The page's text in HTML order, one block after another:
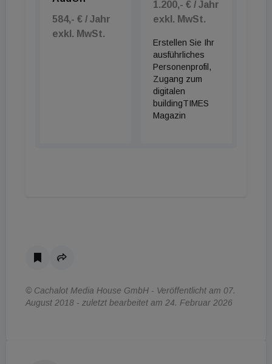
584,- € / Jahr
exkl. MwSt.
1.200,- € / Jahr
exkl. MwSt.
Erstellen Sie Ihr
ausführliches
Personenprofil,
Zugang zum
digitalen
buildingTIMES
Magazin
© Cachalot Media House GmbH - Veröffentlicht am 07.
August 2018 - zuletzt bearbeitet am 24. Februar 2026